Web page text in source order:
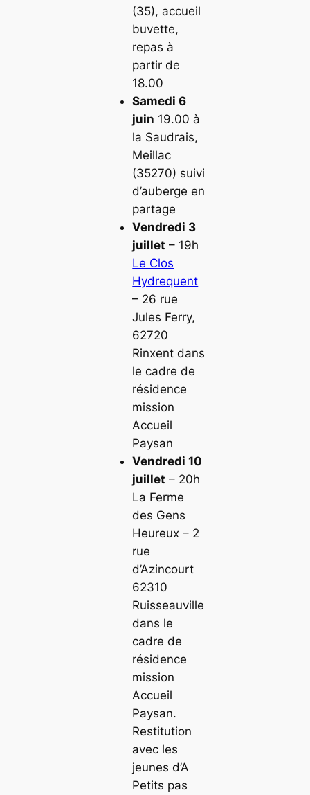
(35), accueil
buvette,
repas à
partir de
18.00
Samedi 6
juin 19.00 à
la Saudrais,
Meillac
(35270) suivi
d’auberge en
partage
Vendredi 3
juillet – 19h
Le Clos
Hydrequent
– 26 rue
Jules Ferry,
62720
Rinxent dans
le cadre de
résidence
mission
Accueil
Paysan
Vendredi 10
juillet – 20h
La Ferme
des Gens
Heureux – 2
rue
d’Azincourt
62310
Ruisseauville
dans le
cadre de
résidence
mission
Accueil
Paysan.
Restitution
avec les
jeunes d’A
Petits pas